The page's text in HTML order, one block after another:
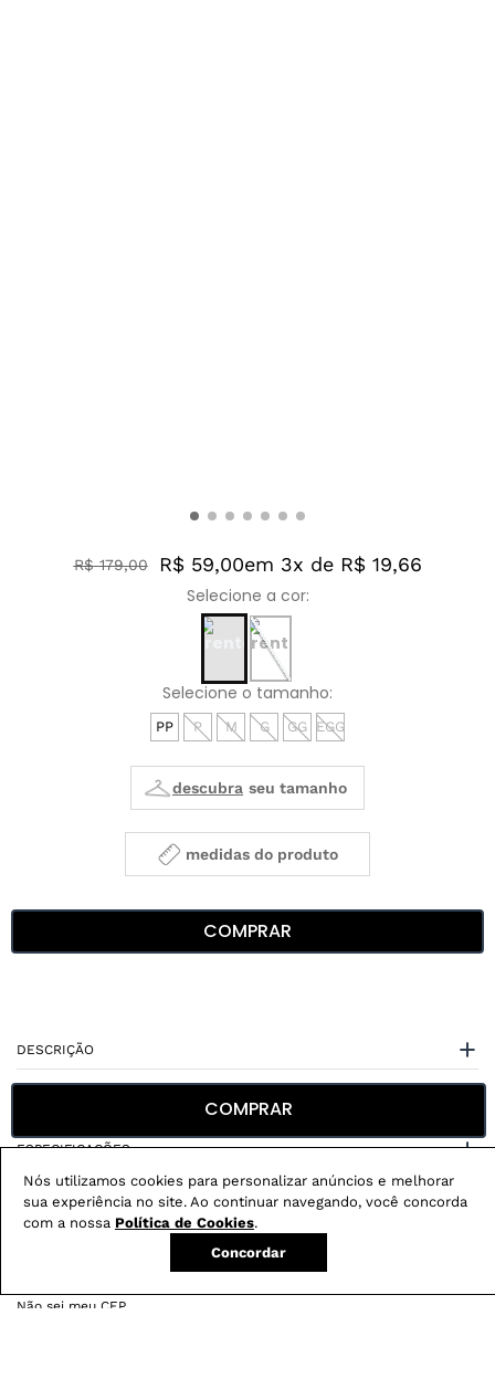
Nós utilizamos cookies para personalizar anúncios e melhorar
sua experiência no site. Ao continuar navegando, você concorda
com a nossa Política de Cookies.
Concordar
R$ 179,00 R$ 59,00em 3x de R$ 19,66
PP P M G GG EGG
medidas do produto
COMPRAR
DESCRIÇÃO
ESPECIFICAÇÕES
Não sei meu CEP
COMPRAR